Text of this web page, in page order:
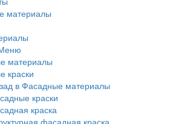
материалы
материалы
краски
в Фасадные материалы
краски
краска
фасадная краска